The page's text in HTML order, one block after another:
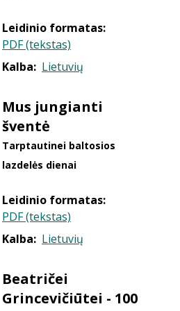
Leidinio formatas:
PDF (tekstas)
Kalba: Lietuvių
Mus jungianti
šventė
Tarptautinei baltosios
lazdelės dienai
Leidinio formatas:
PDF (tekstas)
Kalba: Lietuvių
Beatričei
Grincevičiūtei - 100